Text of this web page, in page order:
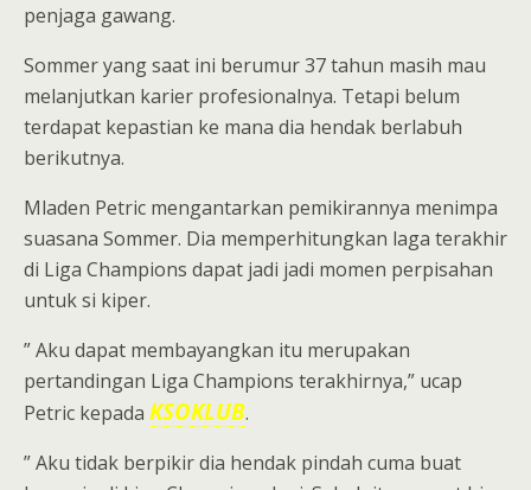
penjaga gawang.
Sommer yang saat ini berumur 37 tahun masih mau
melanjutkan karier profesionalnya. Tetapi belum
terdapat kepastian ke mana dia hendak berlabuh
berikutnya.
Mladen Petric mengantarkan pemikirannya menimpa
suasana Sommer. Dia memperhitungkan laga terakhir
di Liga Champions dapat jadi jadi momen perpisahan
untuk si kiper.
” Aku dapat membayangkan itu merupakan
pertandingan Liga Champions terakhirnya,” ucap
Petric kepada KSOKLUB.
” Aku tidak berpikir dia hendak pindah cuma buat